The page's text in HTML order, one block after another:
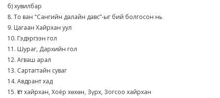
б) хувилбар
8. То ван "Сангийн далайн давс”-ыг бий болгосон нь
9. Цагаан Хайрхан уул
10. Гэдэргээн гол
11. Шураг, Дархийн гол
12. Агваш арал
13. Сартагтайн суваг
14. Авдрант хад
15. Үст хайрхан, Хоёр хөхөн, Зүрх, Зогсоо хайрхан